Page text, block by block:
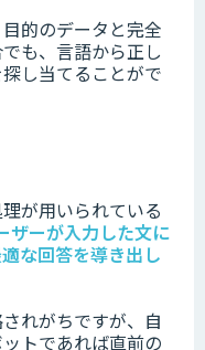
的のデータと完全
も、言語から正し
し当てることがで
が用いられている
ザーが入力した文に
な回答を導き出し
れがちですが、自
トであれば直前の